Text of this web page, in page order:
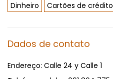
Dinheiro Cartões de crédito
Dados de contato
Endereço: Calle 24 y Calle 1